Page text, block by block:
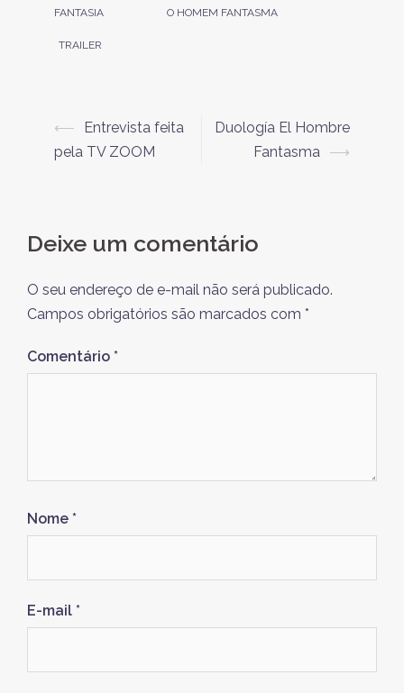
FANTASIA O HOMEM FANTASMA
TRAILER
Navegação
de
⟵
Entrevista feita
pela TV ZOOM
Duología El Hombre
Fantasma ⟶
Deixe um comentário
O seu endereço de e-mail não será publicado.
Campos obrigatórios são marcados com *
Comentário *
Nome *
E-mail *